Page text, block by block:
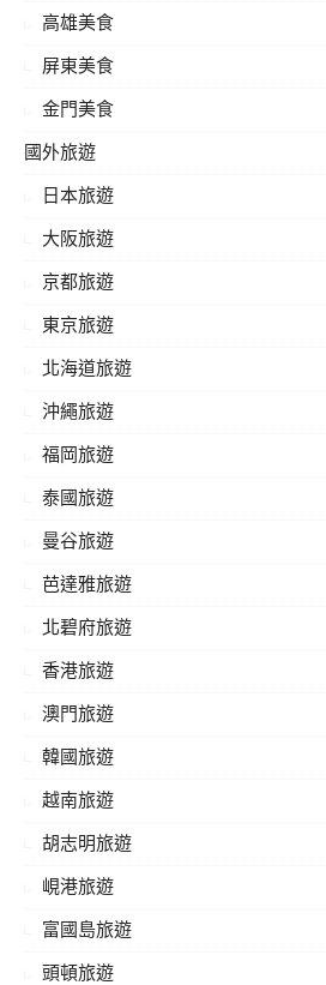
高雄美食
屏東美食
金門美食
國外旅遊
日本旅遊
大阪旅遊
京都旅遊
東京旅遊
北海道旅遊
沖繩旅遊
福岡旅遊
泰國旅遊
曼谷旅遊
芭達雅旅遊
北碧府旅遊
香港旅遊
澳門旅遊
韓國旅遊
越南旅遊
胡志明旅遊
峴港旅遊
富國島旅遊
頭頓旅遊